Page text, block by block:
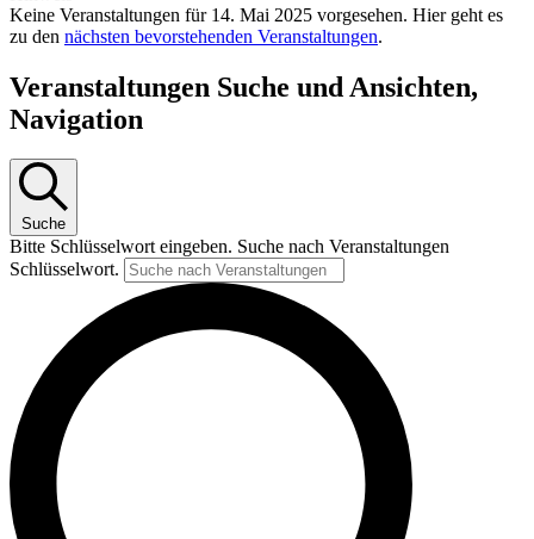
Keine Veranstaltungen für 14. Mai 2025 vorgesehen. Hier geht es
zu den nächsten bevorstehenden Veranstaltungen.
Veranstaltungen Suche und Ansichten,
Navigation
Suche
Bitte Schlüsselwort eingeben. Suche nach Veranstaltungen
Schlüsselwort.